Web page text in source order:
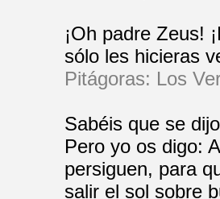
¡Oh padre Zeus!
sólo les hicieras
Pitágoras: Los
Sabéis que se
Pero yo os digo:
persiguen, para
salir el sol sobre